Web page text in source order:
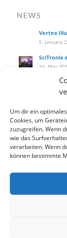
Um dir ein
Cookies, um
zuzugreifen. Wenn
wie das
verarbeiten. Wenn
können bestimmte
NEWS
Vertex
5. January
SciTronix
16. May
16. May
27.
Our new
12.